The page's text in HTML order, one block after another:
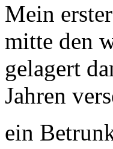
Mein
mitte den
gelagert
Jahren
ein